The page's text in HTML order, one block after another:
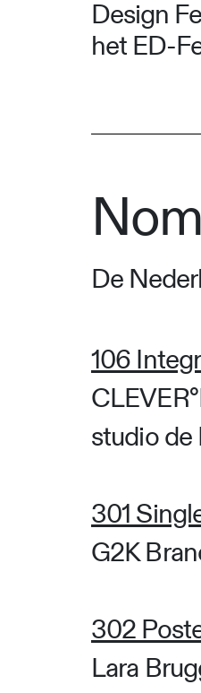
Design
het ED-
De
106
studio de
301
G2K
302
Lara